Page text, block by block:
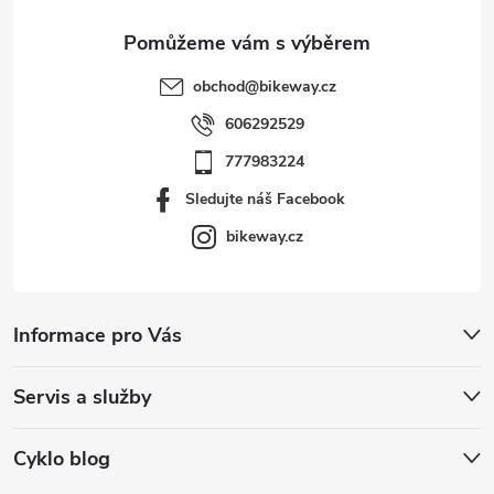
obchod@bikeway.cz
606292529
777983224
Sledujte náš Facebook
bikeway.cz
Informace pro Vás
Servis a služby
Cyklo blog